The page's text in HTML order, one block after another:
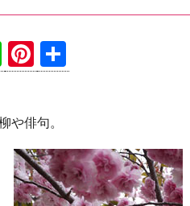
Li
n
Pi
nt
e
st
有
や俳句。